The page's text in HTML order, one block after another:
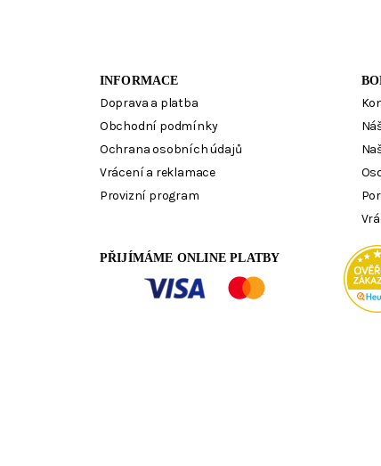
INFORMACE
Doprava a platba
Obchodní podmínky
Ochrana osobních údajů
Vrácení a reklamace
Provizní program
PŘIJÍMÁME ONLINE PLATBY